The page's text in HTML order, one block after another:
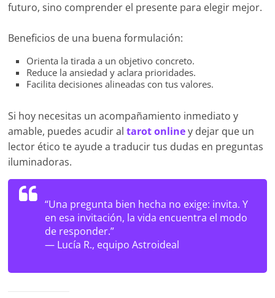
futuro, sino comprender el presente para elegir mejor.
Beneficios de una buena formulación:
Orienta la tirada a un objetivo concreto.
Reduce la ansiedad y aclara prioridades.
Facilita decisiones alineadas con tus valores.
Si hoy necesitas un acompañamiento inmediato y
amable, puedes acudir altarot onliney dejar que un
lector ético te ayude a traducir tus dudas en preguntas
iluminadoras.
“Una pregunta bien hecha no exige: invita. Y
en esa invitación, la vida encuentra el modo
de responder.”
— Lucía R., equipo Astroideal